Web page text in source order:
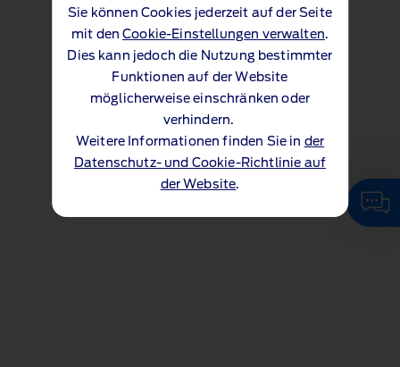
Sie können Cookies jederzeit auf der Seite
mit denCookie-Einstellungen verwalten.
Dies kann jedoch die Nutzung bestimmter
Funktionen auf der Website
möglicherweise einschränken oder
verhindern.
Weitere Informationen finden Sie in der
Datenschutz- und Cookie-Richtlinie auf
der Website.